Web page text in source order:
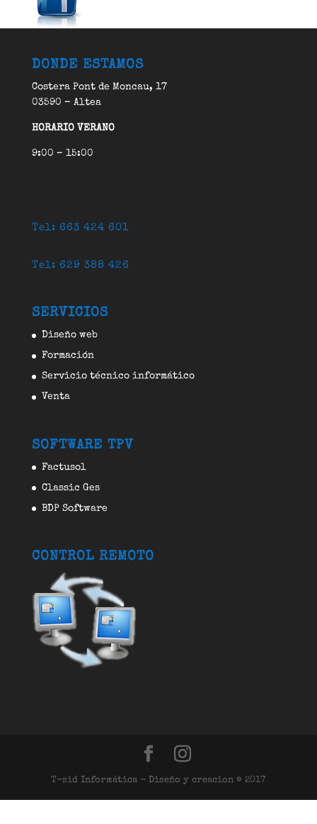
DONDE ESTAMOS
Costera Pont de Moncau, 17
03590 – Altea
HORARIO VERANO
9:00 – 15:00
Tel: 663 424 601
Tel: 629 388 426
SERVICIOS
Diseño web
Formación
Servicio técnico informático
Venta
SOFTWARE TPV
Factusol
Classic Ges
BDP Software
CONTROL REMOTO
T-sid Informática - Diseño y creacion © 2017